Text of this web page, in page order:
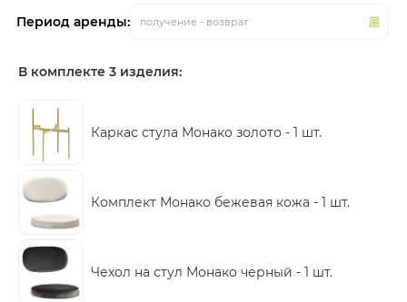
Период аренды: получение - возврат
В комплекте 3 изделия:
Каркас стула Монако золото - 1 шт.
Комплект Монако бежевая кожа - 1 шт.
Чехол на стул Монако черный - 1 шт.